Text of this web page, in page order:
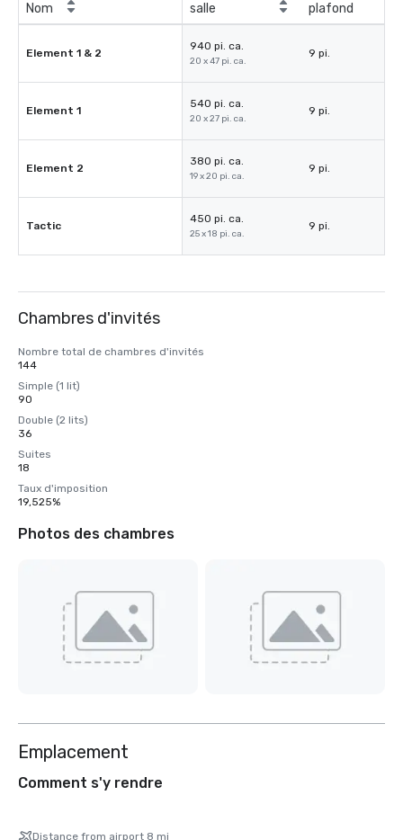
Nom
salle
plafond
Element 1 & 2
940 pi. ca.
20 x 47 pi. ca.
9 pi.
Element 1
540 pi. ca.
20 x 27 pi. ca.
9 pi.
Element 2
380 pi. ca.
19 x 20 pi. ca.
9 pi.
Tactic
450 pi. ca.
25 x 18 pi. ca.
9 pi.
Chambres d'invités
Nombre total de chambres d'invités
144
Simple (1 lit)
90
Double (2 lits)
36
Suites
18
Taux d'imposition
19,525%
Photos des chambres
Emplacement
Comment s'y rendre
Distance from airport 8 mi